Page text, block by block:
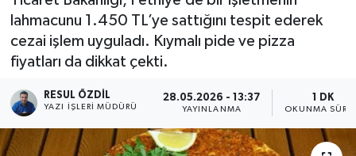
lahmacunu 1.450 TL’ye sattığını tespit ederek
cezai işlem uyguladı. Kıymalı pide ve pizza
fiyatları da dikkat çekti.
RESUL ÖZDIL
YAZI İŞLERI MÜDÜRÜ
28.05.2026 - 13:37
YAYINLANMA
1 DK
OKUNMA